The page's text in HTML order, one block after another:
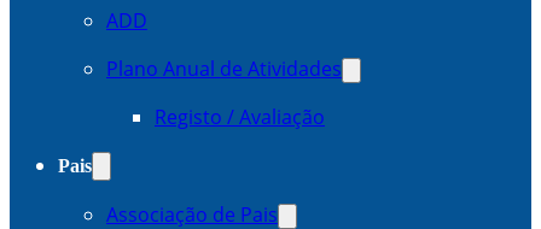
ADD
Plano Anual de Atividades
Registo / Avaliação
Pais
Associação de Pais